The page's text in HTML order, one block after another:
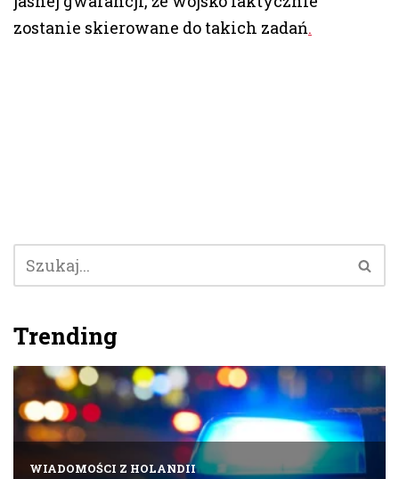
zostanie skierowane do takich zadań.
Trending